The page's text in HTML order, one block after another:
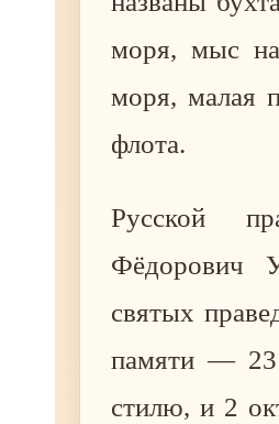
моря, мыс на
моря, малая
флота.
Русской
Фёдорович
святых
памяти — 23
стилю, и 2